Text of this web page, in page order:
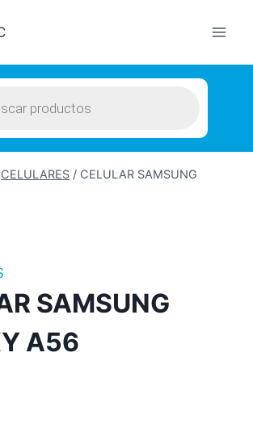
CELULARES / CELULAR SAMSUNG
SAMSUNG
A56